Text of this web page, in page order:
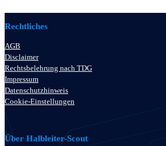
Rechtliches
AGB
Disclaimer
Rechtsbelehrung nach TDG
Impressum
Datenschutzhinweis
Cookie-Einstellungen
Über Halbleiter-Scout